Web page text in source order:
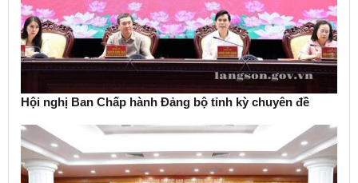
Hội nghị Ban Chấp hành Đảng bộ tỉnh kỳ chuyên đề